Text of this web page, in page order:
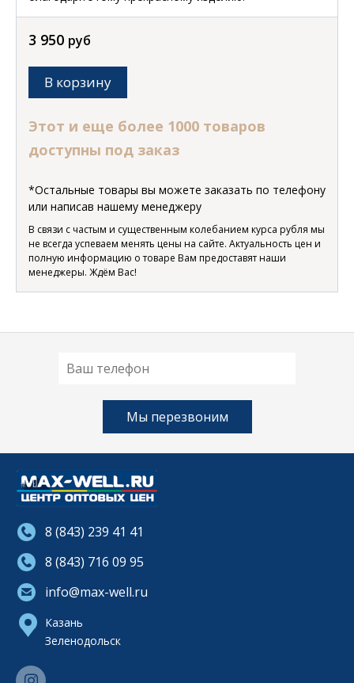
3 950 руб
В корзину
Этот и еще более 1000 товаров
доступны под заказ
*Остальные товары вы можете заказать по телефону
или написав нашему менеджеру
В связи с частым и существенным колебанием курса рубля мы
не всегда успеваем менять цены на сайте. Актуальность цен и
полную информацию о товаре Вам предоставят наши
менеджеры. Ждём Вас!
8 (843) 239 41 41
8 (843) 716 09 95
info@max-well.ru
Казань
Зеленодольск